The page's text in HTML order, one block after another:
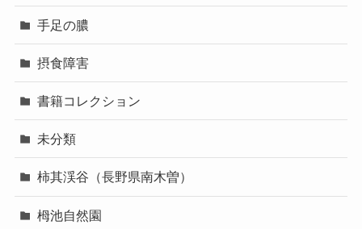
手足の膿
摂食障害
書籍コレクション
未分類
柿其渓谷（長野県南木曽）
栂池自然園